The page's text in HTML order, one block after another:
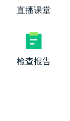
直播课堂
检查报告